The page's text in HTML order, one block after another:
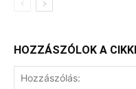
HOZZÁSZÓLOK A